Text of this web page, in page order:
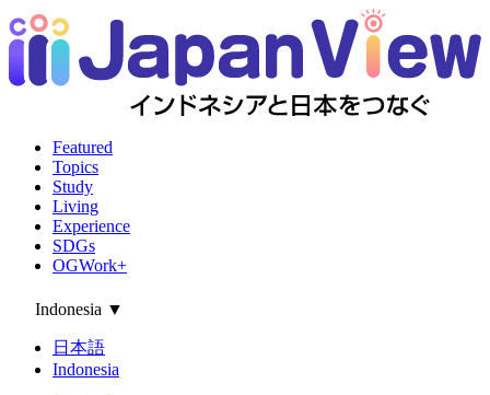
Featured
Topics
Study
Living
Experience
SDGs
OGWork+
Indonesia ▼
日本語
Indonesia